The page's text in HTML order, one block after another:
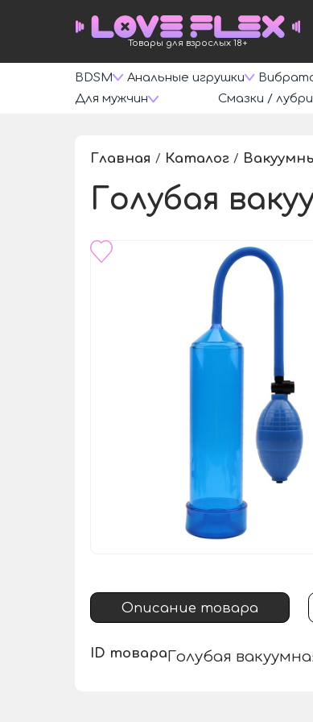
Товары для взрослых 18+
BDSM Анальные игрушки
Для мужчин
Смазки /
Главная / Каталог /
Голубая
Описание товара
ID товараГолубая